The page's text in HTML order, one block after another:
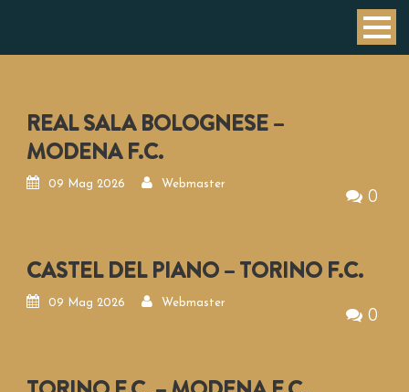
REAL SALA BOLOGNESE –
MODENA F.C.
09 Mag 2026 Webmaster
0
CASTEL DEL PIANO – TORINO F.C.
09 Mag 2026 Webmaster
0